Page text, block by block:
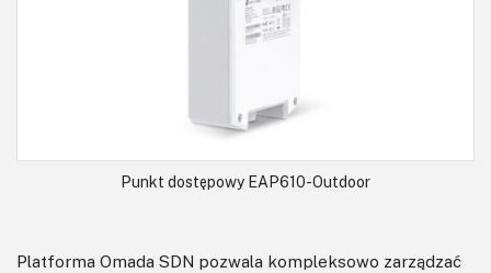
Punkt dostępowy EAP610-Outdoor
Platforma Omada SDN pozwala kompleksowo zarządzać